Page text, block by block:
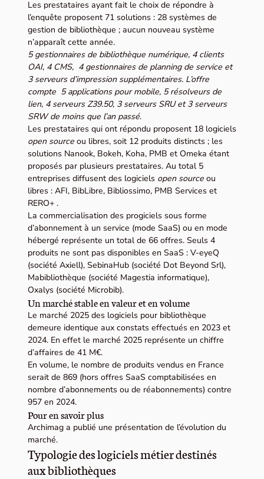
Les prestataires ayant fait le choix de répondre à
l’enquête proposent 71 solutions : 28 systèmes de
gestion de bibliothèque ; aucun nouveau système
n’apparaît cette année.
5 gestionnaires de bibliothèque numérique, 4 clients
OAI, 4 CMS, 4 gestionnaires de planning de service et
3 serveurs d’impression supplémentaires. L’offre
compte 5 applications pour mobile, 5 résolveurs de
lien, 4 serveurs Z39.50, 3 serveurs SRU et 3 serveurs
SRW de moins que l’an passé.
Les prestataires qui ont répondu proposent 18 logiciels
open sourceou libres, soit 12 produits distincts ; les
solutions Nanook, Bokeh, Koha, PMB et Omeka étant
proposés par plusieurs prestataires. Au total 5
entreprises diffusent des logiciels open sourceou
libres : AFI, BibLibre, Bibliossimo, PMB Services et
RERO+ .
La commercialisation des progiciels sous forme
d’abonnement à un service (mode SaaS) ou en mode
hébergé représente un total de 66 offres. Seuls 4
produits ne sont pas disponibles en SaaS : V-eyeQ
(société Axiell), SebinaHub (société Dot Beyond Srl),
Mabibliothèque (société Magestia informatique),
Oxalys (société Microbib).
Un marché stable en valeur et en volume
Le marché 2025 des logiciels pour bibliothèque
demeure identique aux constats effectués en 2023 et
2024. En effet le marché 2025 représente un chiffre
d’affaires de 41 M€.
En volume, le nombre de produits vendus en France
serait de 869 (hors offres SaaS comptabilisées en
nombre d’abonnements ou de réabonnements) contre
957 en 2024.
Pour en savoir plus
Archimag a publié une présentation de l’évolution du
marché.
Typologie des logiciels métier destinés
aux bibliothèques